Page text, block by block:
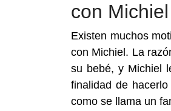
con Michiel
Existen muchos
con Michiel. La
su bebé, y Michiel
finalidad de
como se llama un